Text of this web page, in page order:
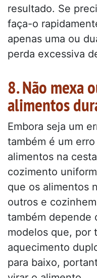
resultado. Se
faça-o
apenas uma ou
perda excessiva
8. Não mexa
alimentos
Embora seja um
também é um
alimentos na
cozimento
que os alimentos
outros e
também depende
modelos que, por
aquecimento
para baixo,